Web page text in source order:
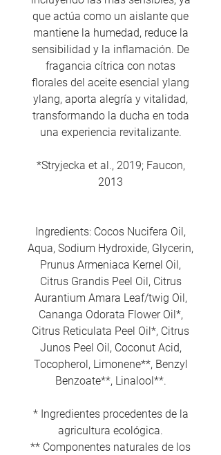
que actúa como un aislante que
mantiene la humedad, reduce la
sensibilidad y la inflamación. De
fragancia cítrica con notas
florales del aceite esencial ylang
ylang, aporta alegría y vitalidad,
transformando la ducha en toda
una experiencia revitalizante.
*Stryjecka et al., 2019; Faucon,
2013
Ingredients: Cocos Nucifera Oil,
Aqua, Sodium Hydroxide, Glycerin,
Prunus Armeniaca Kernel Oil,
Citrus Grandis Peel Oil, Citrus
Aurantium Amara Leaf/twig Oil,
Cananga Odorata Flower Oil*,
Citrus Reticulata Peel Oil*, Citrus
Junos Peel Oil, Coconut Acid,
Tocopherol, Limonene**, Benzyl
Benzoate**, Linalool**.
* Ingredientes procedentes de la
agricultura ecológica.
** Componentes naturales de los